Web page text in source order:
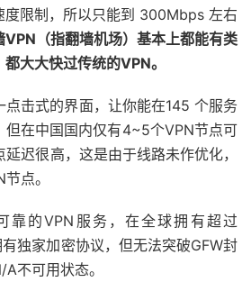
度限制，所以只能到 300Mbps 左右
VPN（指翻墙机场）基本上都能有类
大大快过传统的VPN。
点击式的界面，让你能在145 个服务
但在中国国内仅有4~5个VPN节点可
迟很高，这是由于线路未作优化，
点。
靠的VPN服务，在全球拥有超过
独家加密协议，但无法突破GFW封
不可用状态。